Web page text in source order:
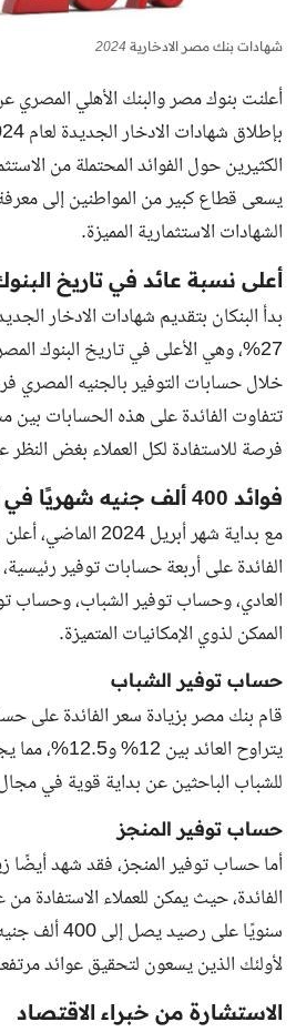
شهادات بنك مصر الادخارية 2024
أعلنت بنوك مصر والبنك الأهلي
بإطلاق شهادات الادخار الجديدة لعام 2024
الكثيرين حول الفوائد المحتملة من
يسعى قطاع كبير من المواطنين إلى
الشهادات الاستثمارية المميزة.
أعلى نسبة عائد في تاريخ
بدأ البنكان بتقديم شهادات الادخار
27%، وهي الأعلى في تاريخ البنوك
خلال حسابات التوفير بالجنيه المصري
تتفاوت الفائدة على هذه الحسابات بين
فرصة للاستفادة لكل العملاء بغض النظر
فوائد 400 ألف جنيه شهريًا في البنك
مع بداية شهر أبريل
الفائدة على أربعة حسابات توفير
العادي، وحساب توفير الشباب، وحساب
الممكن لذوي الإمكانيات المتميزة.
حساب توفير الشباب
قام بنك مصر بزيادة سعر الفائدة على
يتراوح العائد
للشباب الباحثين عن بداية قوية في مجال
حساب توفير المنجز
أما حساب توفير المنجز، فقد شهد أيضًا
سنويًا على
لأولئك الذين يسعون لتحقيق عوائد
الاستشارة من خبراء الاقتصاد